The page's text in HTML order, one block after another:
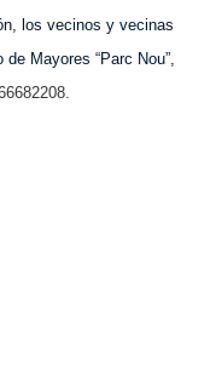
los vecinos y vecinas
Mayores “Parc Nou”,